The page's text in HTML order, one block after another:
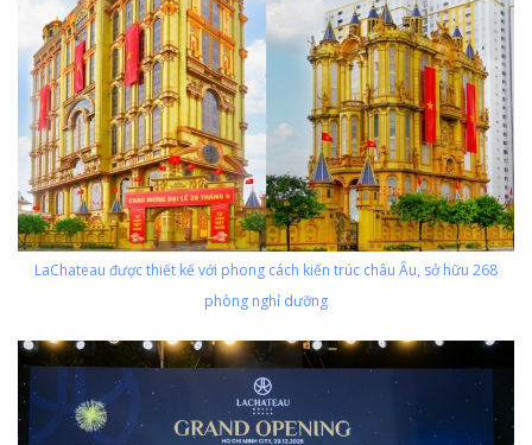
LaChateau được thiết kế với phong cách kiến trúc châu Âu, sở hữu 268
phòng nghỉ dưỡng